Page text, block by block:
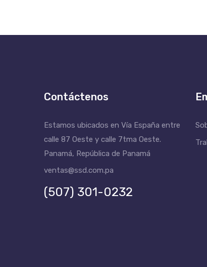
Contáctenos
Estamos ubicados en Vía España entre
calle 87 Oeste y calle 7tma Oeste.
Panamá, República de Panamá
ventas@ssd.com.pa
(507) 301-0232